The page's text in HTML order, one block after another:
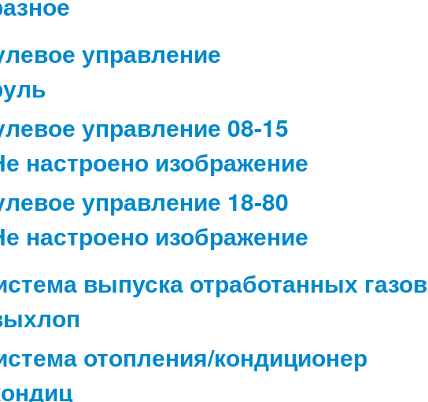
управление
управление 08-15
управление 18-80
выпуска отработанных газов
отопления/кондиционер